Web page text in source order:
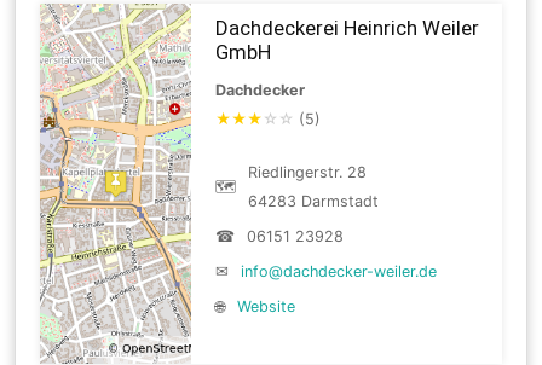
Dachdeckerei Heinrich Weiler
GmbH
Dachdecker
★★★ ☆ ☆ (5)
🗺
Riedlingerstr. 28
64283 Darmstadt
☎
06151 23928
✉
info@dachdecker-weiler.de
🌐
Website